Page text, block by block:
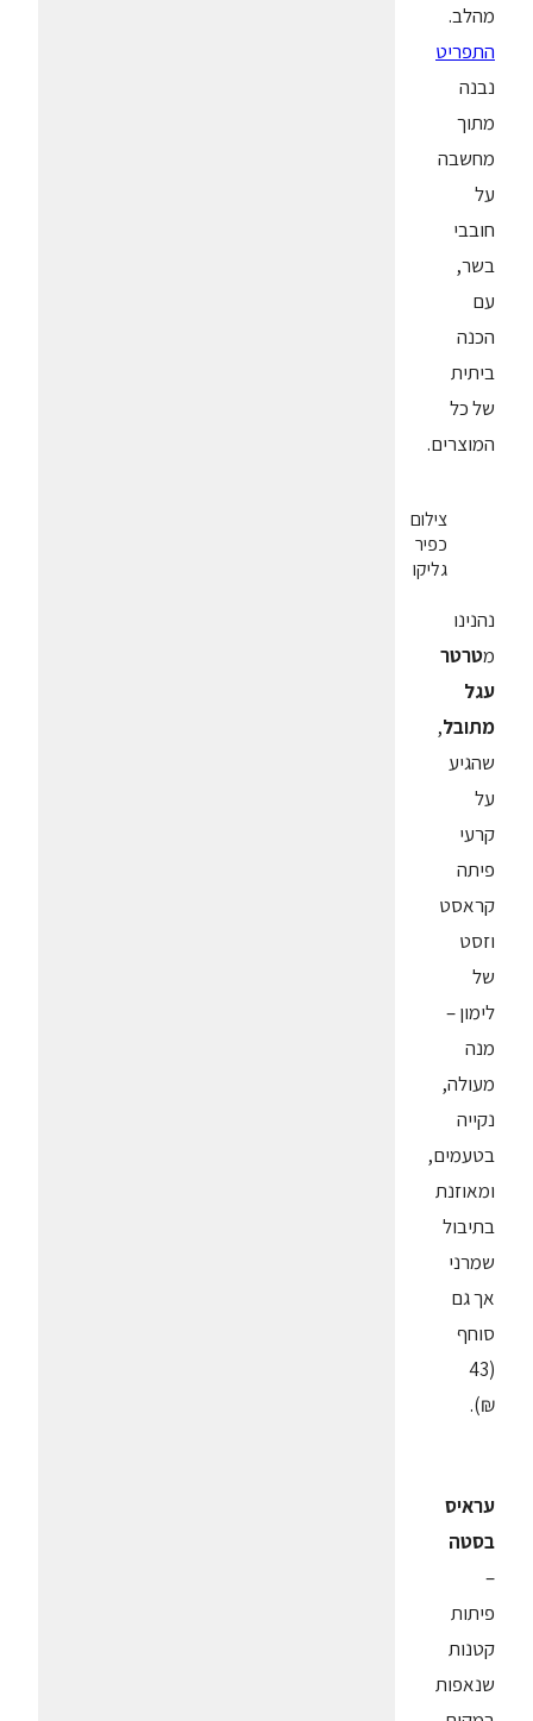
מהלב.
התפריט
נבנה
מתוך
מחשבה
על
חובבי
בשר,
עם
הכנה
ביתית
של כל
המוצרים.
צילום
כפיר
גליקו
נהנינו
מטרטר
עגל
מתובל,
שהגיע
על
קרעי
פיתה
קראסט
וזסט
של
לימון –
מנה
מעולה,
נקייה
בטעמים,
ומאוזנת
בתיבול
שמרני
אך גם
סוחף
(43
₪).
עראיס
בסטה
–
פיתות
קטנות
שנאפות